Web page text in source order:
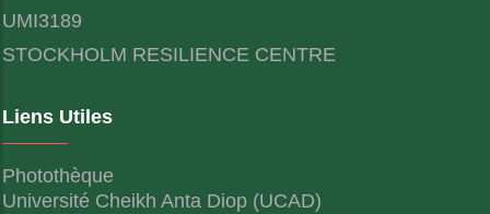
UMI3189
STOCKHOLM RESILIENCE CENTRE
Liens Utiles
Photothèque
Université Cheikh Anta Diop (UCAD)